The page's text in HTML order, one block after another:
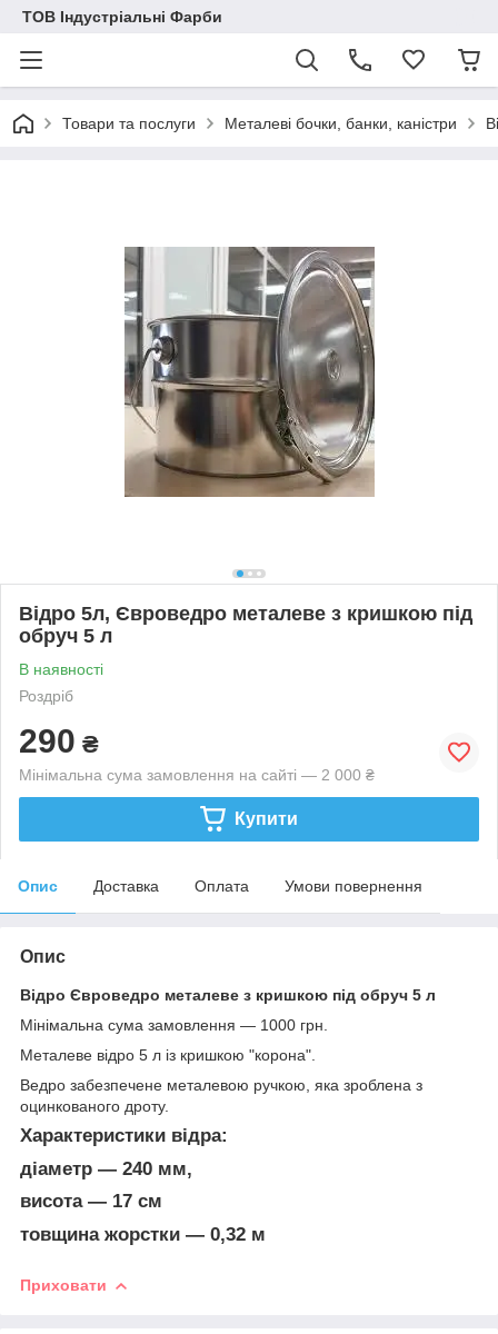
ТОВ Індустріальні Фарби
Товари та послуги Металеві бочки, банки, каністри
Відро 5л, Євроведро металеве з кришкою під
обруч 5 л
В наявності
Роздріб
290 ₴
Мінімальна сума замовлення на сайті — 2 000 ₴
Купити
Опис Доставка Оплата Умови повернення
Опис
Відро Євроведро металеве з кришкою під обруч 5 л
Мінімальна сума замовлення — 1000 грн.
Металеве відро 5 л із кришкою "корона".
Ведро забезпечене металевою ручкою, яка зроблена з
оцинкованого дроту.
Характеристики відра:
діаметр — 240 мм,
висота — 17 см
товщина жорстки — 0,32 м
Приховати